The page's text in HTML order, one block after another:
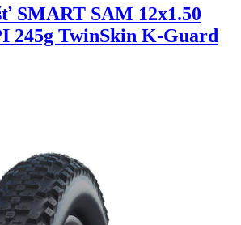
SMART SAM 12x1.50
245g TwinSkin K-Guard